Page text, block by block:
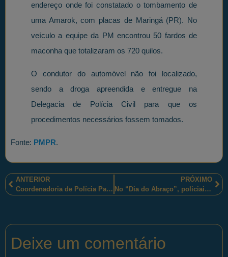
endereço onde foi constatado o tombamento de
uma Amarok, com placas de Maringá (PR). No
veículo a equipe da PM encontrou 50 fardos de
maconha que totalizaram os 720 quilos.
O condutor do automóvel não foi localizado,
sendo a droga apreendida e entregue na
Delegacia de Polícia Civil para que os
procedimentos necessários fossem tomados.
Fonte: PMPR.
ANTERIOR
Coordenadoria de Polícia Pacificadora, no Rio de Janeiro, levam crianças ao Teatro Serrador.
PRÓXIMO
No “Dia do Abraço”, policiais militares paulistas “abraçaram” o “Instituto do Tratamento do Câncer Infantil”.
Deixe um comentário